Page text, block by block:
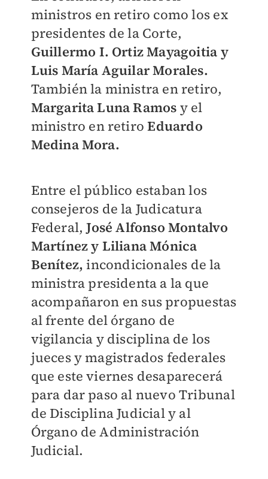
ministros en retiro como los ex
presidentes de la Corte,
Guillermo I. Ortiz Mayagoitia y
Luis María Aguilar Morales.
También la ministra en retiro,
Margarita Luna Ramos y el
ministro en retiroEduardo
Medina Mora.
Entre el público estaban los
consejeros de la Judicatura
Federal,José Alfonso Montalvo
Martínez y Liliana Mónica
Benítez, incondicionales de la
ministra presidenta a la que
acompañaron en sus propuestas
al frente del órgano de
vigilancia y disciplina de los
jueces y magistrados federales
que este viernes desaparecerá
para dar paso al nuevo Tribunal
de Disciplina Judicial y al
Órgano de Administración
Judicial.